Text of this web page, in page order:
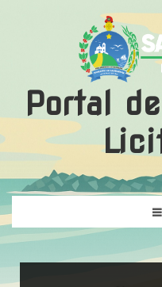
Portal